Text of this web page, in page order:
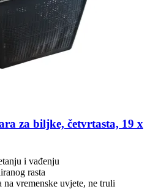
za biljke, četvrtasta, 19 x
i vađenju
rasta
na vremenske uvjete, ne truli